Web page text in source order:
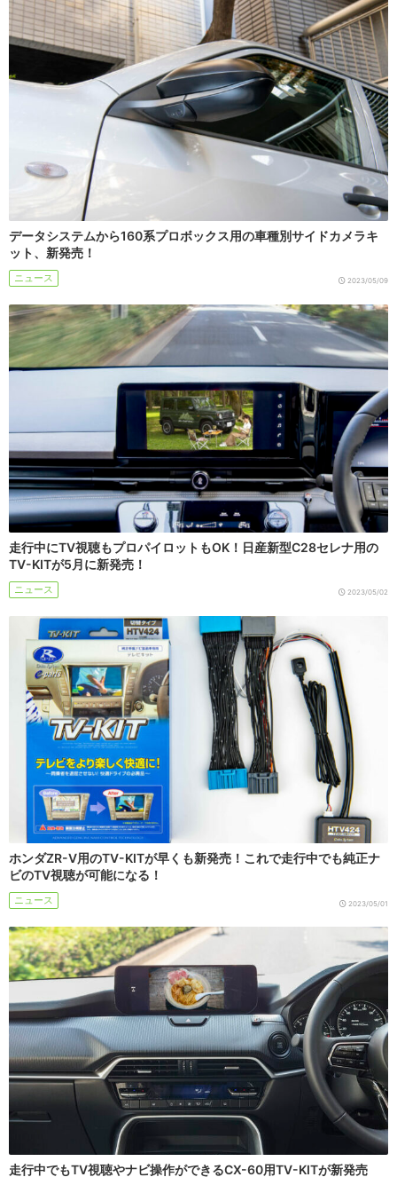
データシステムから160系プロボックス用の車種別サイドカメラキ
ット、新発売！
ニュース 2023/05/09
走行中にTV視聴もプロパイロットもOK！日産新型C28セレナ用の
TV-KITが5月に新発売！
ニュース 2023/05/02
ホンダZR-V用のTV-KITが早くも新発売！これで走行中でも純正ナ
ビのTV視聴が可能になる！
ニュース 2023/05/01
走行中でもTV視聴やナビ操作ができるCX-60用TV-KITが新発売